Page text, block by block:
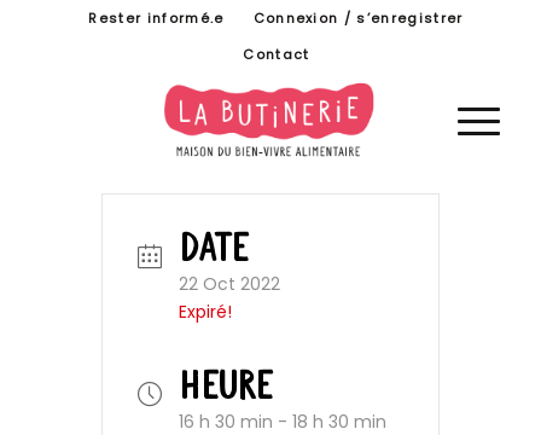
Rester informé.e
Connexion / s’enregistrer
Contact
DATE
22 Oct 2022
Expiré!
HEURE
16 h 30 min - 18 h 30 min